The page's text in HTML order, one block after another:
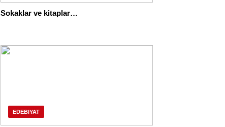
Sokaklar ve kitaplar…
EDEBIYAT